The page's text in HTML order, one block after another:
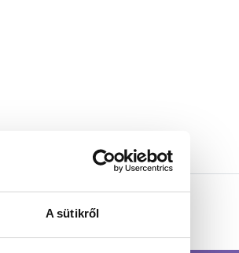
A sütikről